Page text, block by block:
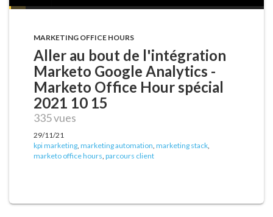
MARKETING OFFICE HOURS
Aller au bout de l'intégration
Marketo Google Analytics -
Marketo Office Hour spécial
2021 10 15
335 vues
29/11/21
kpi marketing, marketing automation, marketing stack,
marketo office hours, parcours client